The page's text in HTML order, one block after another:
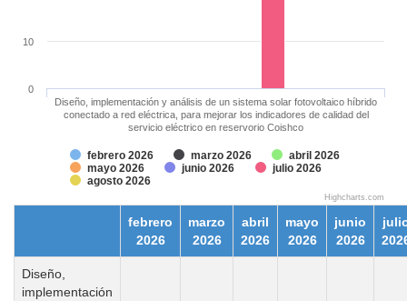
febrero 2026 marzo 2026
abril 2026
mayo 2026
junio 2026
julio 2026
agosto 2026
Diseño, implementación y análisis de un sistema solar fotovoltaico híbrido
conectado a red eléctrica, para mejorar los indicadores de calidad del
servicio eléctrico en reservorio Coishco
0
10
Highcharts.com
febrero
2026
marzo
2026
abril
2026
mayo
2026
junio
2026
Diseño,
implementación